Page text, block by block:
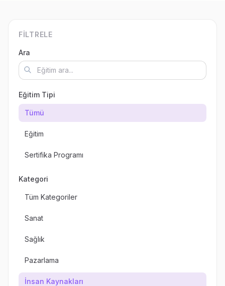
FILTRELE
Ara
Eğitim Tipi
Tümü
Eğitim
Sertifika Programı
Kategori
Tüm Kategoriler
Sanat
Sağlık
Pazarlama
İnsan Kaynakları